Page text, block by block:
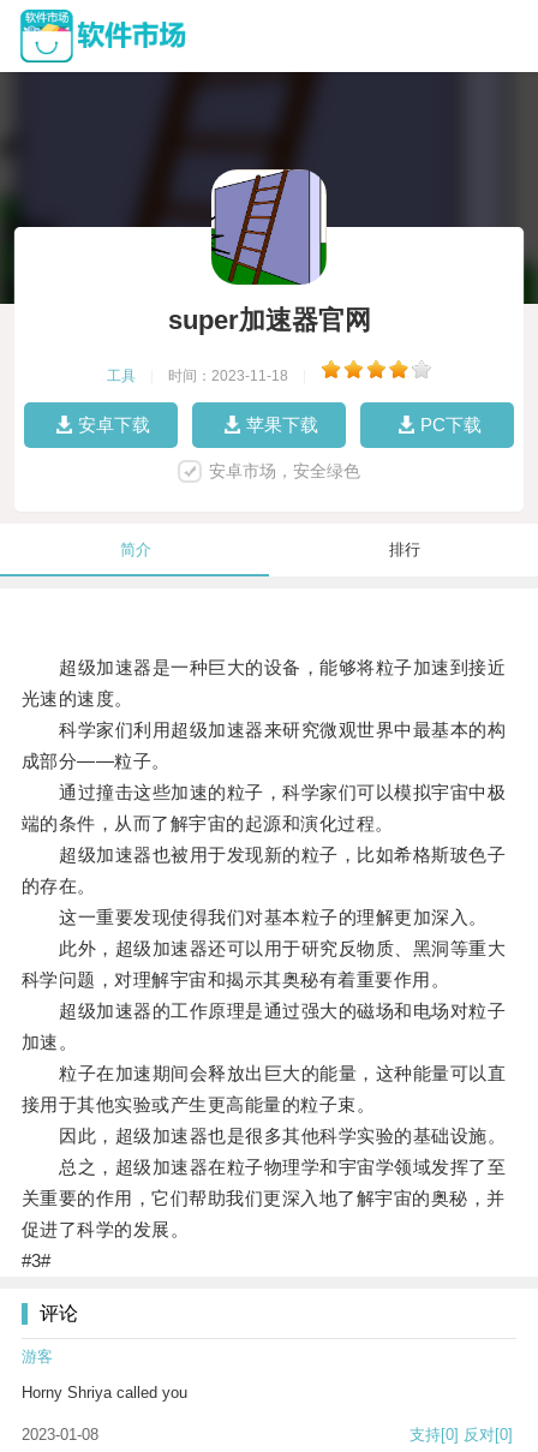
super加速器官网
工具 时间：2023-11-18
安卓下载 苹果下载 PC下载
安卓市场，安全绿色
简介 排行
超级加速器是一种巨大的设备，能够将粒子加速到接近
光速的速度。
科学家们利用超级加速器来研究微观世界中最基本的构
成部分——粒子。
通过撞击这些加速的粒子，科学家们可以模拟宇宙中极
端的条件，从而了解宇宙的起源和演化过程。
超级加速器也被用于发现新的粒子，比如希格斯玻色子
的存在。
这一重要发现使得我们对基本粒子的理解更加深入。
此外，超级加速器还可以用于研究反物质、黑洞等重大
科学问题，对理解宇宙和揭示其奥秘有着重要作用。
超级加速器的工作原理是通过强大的磁场和电场对粒子
加速。
粒子在加速期间会释放出巨大的能量，这种能量可以直
接用于其他实验或产生更高能量的粒子束。
因此，超级加速器也是很多其他科学实验的基础设施。
总之，超级加速器在粒子物理学和宇宙学领域发挥了至
关重要的作用，它们帮助我们更深入地了解宇宙的奥秘，并
促进了科学的发展。
#3#
评论
游客
Horny Shriya called you
2023-01-08 支持[0] 反对[0]